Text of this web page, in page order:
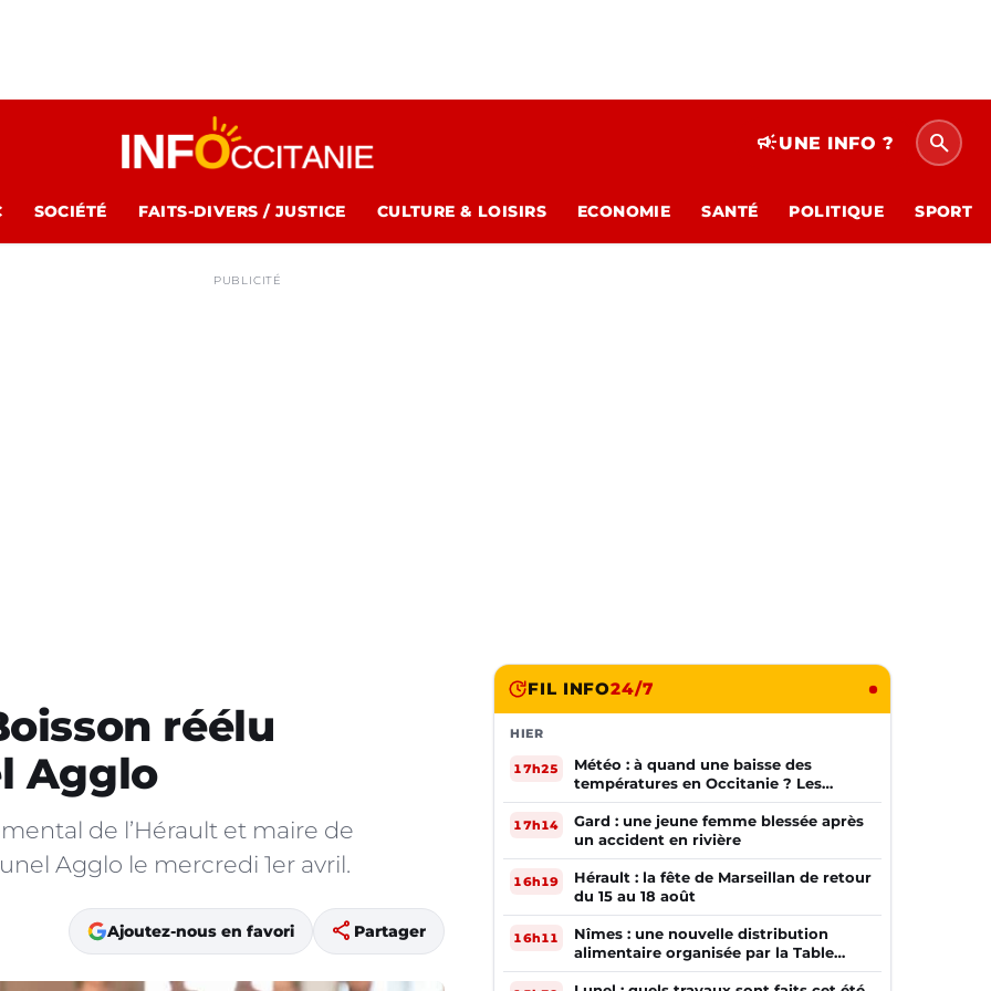
campaignUNE INFO ? search
SOCIÉTÉ FAITS-DIVERS / JUSTICE CULTURE & LOISIRS ECONOMIE SANTÉ POLITIQUE SPORT
PUBLICITÉ
réélu
Agglo
de l’Hérault et maire de
Agglo le mercredi 1er avril.
Ajoutez-nous en favori share Partager
FIL INFO24/7
HIER
17h25
Météo : à quand une baisse des
températures en Occitanie ? Les
prévisions
17h14
Gard : une jeune femme blessée après
un accident en rivière
16h19
Hérault : la fête de Marseillan de retour
du 15 au 18 août
16h11
Nîmes : une nouvelle distribution
alimentaire organisée par la Table
Ouverte